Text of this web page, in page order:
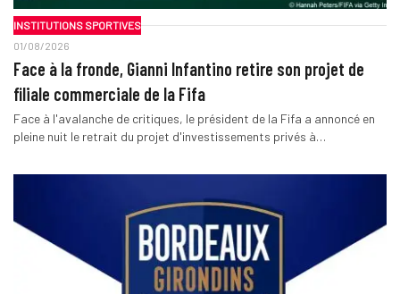
INSTITUTIONS SPORTIVES
01/08/2026
Face à la fronde, Gianni Infantino retire son projet de
filiale commerciale de la Fifa
Face à l'avalanche de critiques, le président de la Fifa a annoncé en
pleine nuit le retrait du projet d'investissements privés à…